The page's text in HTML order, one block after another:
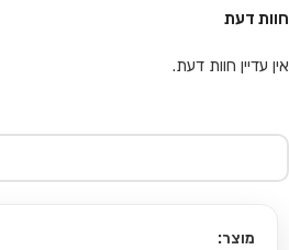
חוות דעת
אין עדיין חוות דעת.
מוצר: